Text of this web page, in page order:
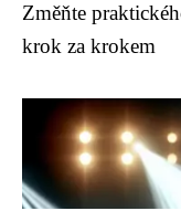
Změňte
krok za krokem